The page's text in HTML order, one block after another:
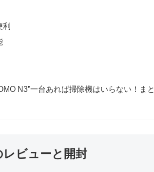
利
N3”一台あれば掃除機はいらない！まと
レビューと開封